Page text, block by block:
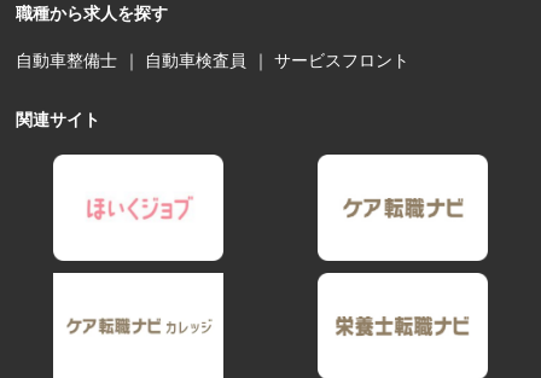
職種から求人を探す
自動車整備士 ｜ 自動車検査員 ｜サービスフロント
関連サイト